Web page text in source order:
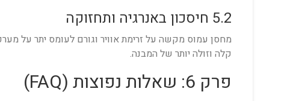
5.2 חיסכון באנרגיה ותחזוקה
מחסן עמוס מקשה על זרימת אוויר וגורם לעומס יתר על
קלה וזולה יותר של המבנה.
פרק 6: שאלות נפוצות (FAQ)